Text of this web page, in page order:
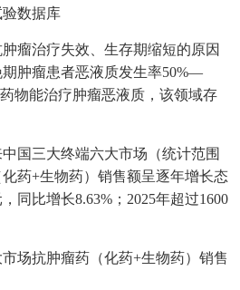
数据库
瘤治疗失效、生存期缩短的原因
肿瘤患者恶液质发生率50%—
物能治疗肿瘤恶液质，该领域存
国三大终端六大市场（统计范围
药+生物药）销售额呈逐年增长态
同比增长8.63%；2025年超过1600
场抗肿瘤药（化药+生物药）销售